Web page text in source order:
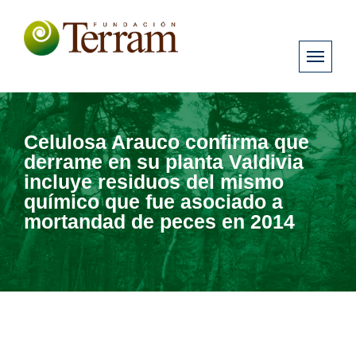
Celulosa Arauco confirma que
derrame en su planta Valdivia
incluye residuos del mismo
químico que fue asociado a
mortandad de peces en 2014